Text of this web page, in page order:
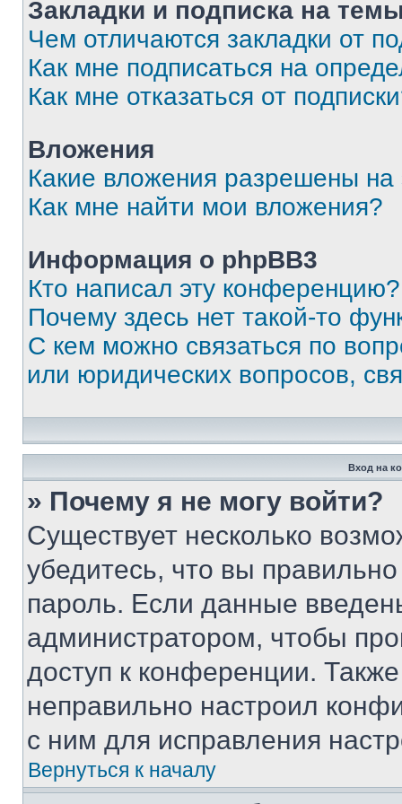
Закладки и подписка на
Чем отличаются закладки от
Как мне подписаться на
Как мне отказаться от
Вложения
Какие вложения разрешены
Как мне найти мои вложения?
Информация о phpBB3
Кто написал эту конференцию?
Почему здесь нет такой-то
С кем можно связаться по
или юридических вопросов,
Вход на
» Почему я не могу войти?
Существует несколько
убедитесь, что вы
пароль. Если данные
администратором, чтобы
доступ к конференции.
неправильно настроил
с ним для исправления
Вернуться к началу